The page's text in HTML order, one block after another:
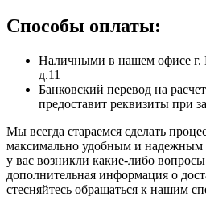
Способы оплаты:
Наличными в нашем офисе г.
д.11
Банковский перевод на
предоставит реквизиты при
Мы всегда стараемся сделать
максимально удобным и надежным
у вас возникли какие-либо
дополнительная информация о
стесняйтесь обращаться к нашим